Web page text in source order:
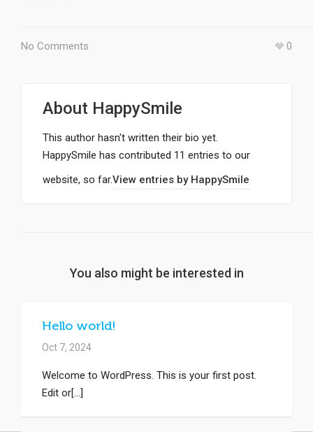
No Comments 0
About HappySmile
This author hasn't written their bio yet.
HappySmile has contributed 11 entries to our
website, so far.View entries by HappySmile
You also might be interested in
Hello world!
Oct 7, 2024
Welcome to WordPress. This is your first post.
Edit or[...]